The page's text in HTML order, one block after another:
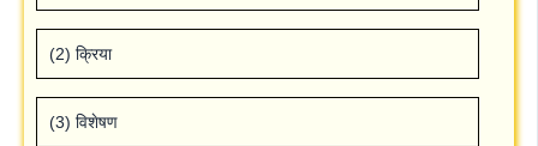
(2) क्रिया
(3) विशेषण